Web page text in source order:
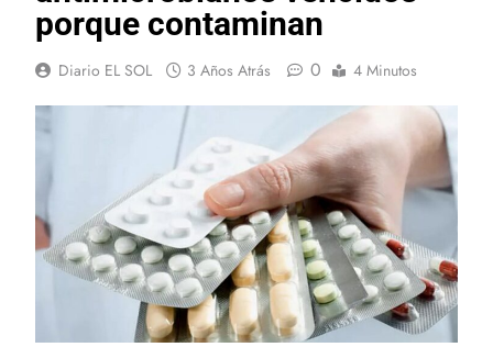
porque contaminan
Diario EL SOL 3 Años Atrás 0 4 Minutos